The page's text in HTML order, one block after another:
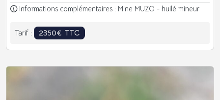
Informations complémentaires : Mine MUZO - huilé mineur
Tarif : 2350€ TTC